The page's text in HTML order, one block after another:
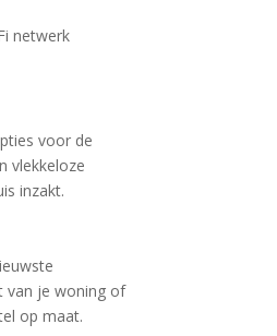
netwerk
voor de
vlekkeloze
inzakt.
van je woning of
op maat.